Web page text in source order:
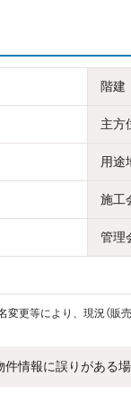
階建
主方
用途
施工
管理
更等により、現況（販
情報に誤りがある